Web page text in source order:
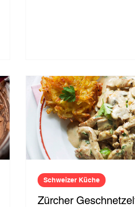
Zürcher
Schweizer Küche